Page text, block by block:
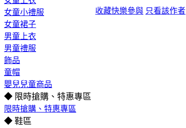
女童小禮服
女童裙子
男童上衣
男童禮服
飾品
童帽
嬰兒兒童商品
◆ 限時搶購、特惠專區
限時搶購、特惠專區
◆ 鞋區
收藏快樂參與 只看該作者